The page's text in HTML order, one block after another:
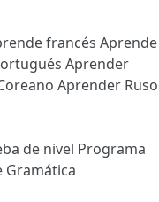
francés Aprende
Aprender
Aprender Ruso
de nivel Programa
Gramática